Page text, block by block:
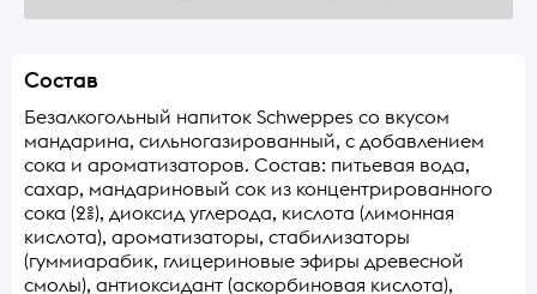
Состав
Безалкогольный напиток Schweppes со вкусом
мандарина, сильногазированный, с добавлением
сока и ароматизаторов. Состав: питьевая вода,
сахар, мандариновый сок из концентрированного
сока (2%), диоксид углерода, кислота (лимонная
кислота), ароматизаторы, стабилизаторы
(гуммиарабик, глицериновые эфиры древесной
смолы), антиоксидант (аскорбиновая кислота),